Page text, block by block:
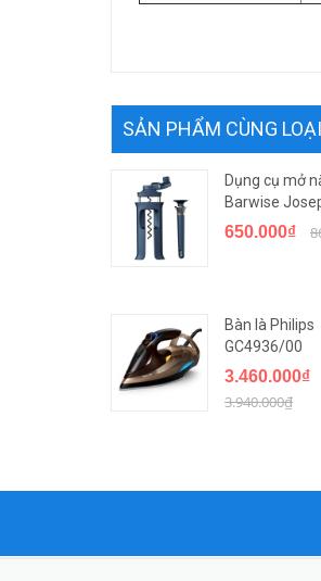
SẢN PHẨM CÙNG LOẠI
Dụng cụ mở
Barwise
650.000₫
Bàn là Philips
GC4936/00
3.460.000₫
3.940.000₫